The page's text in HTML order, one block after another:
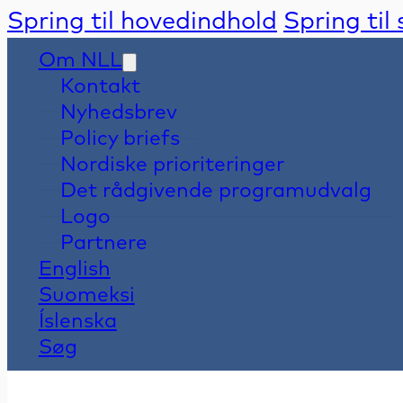
Spring til hovedindhold Spring til
Om NLL
Kontakt
Nyhedsbrev
Policy briefs
Nordiske prioriteringer
Det rådgivende programudvalg
Logo
Partnere
English
Suomeksi
Íslenska
Søg